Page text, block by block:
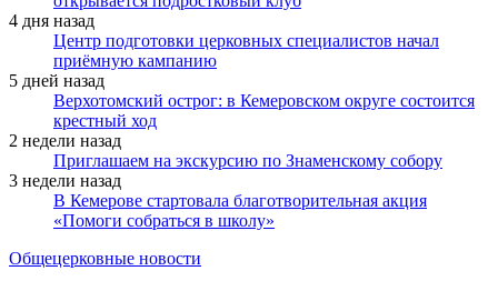
4 дня назад
Центр подготовки церковных специалистов начал
приёмную кампанию
5 дней назад
Верхотомский острог: в Кемеровском округе состоится
крестный ход
2 недели назад
Приглашаем на экскурсию по Знаменскому собору
3 недели назад
В Кемерове стартовала благотворительная акция
«Помоги собраться в школу»
Общецерковные новости